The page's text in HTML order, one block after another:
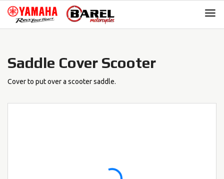
Skip
navigation
Skip
content
Saddle Cover Scooter
Cover to put over a scooter saddle.